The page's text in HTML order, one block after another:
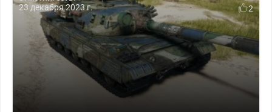
23 декабря 2023 г.
2